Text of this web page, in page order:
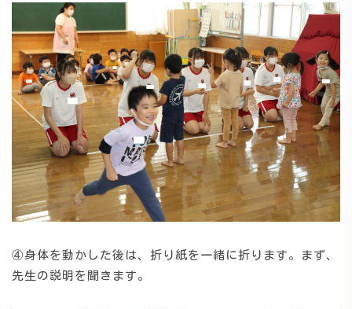
④身体を動かした後は、折り紙を一緒に折ります。まず、
先生の説明を聞きます。